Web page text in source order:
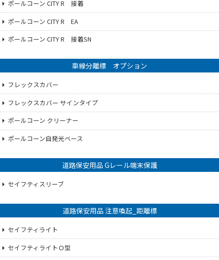
ポールコーン CITY R 接着
ポールコーン CITY R EA
ポールコーン CITY R 接着SN
車線分離標 オプション
フレックスカバー
フレックスカバー サインタイプ
ポールコーン クリーナー
ポールコーン自発光ベース
道路保安用品 Gレール端末保護
セイフティスリーブ
道路保安用品 注意喚起_距離標
セイフティライト
セイフティライトＯ型